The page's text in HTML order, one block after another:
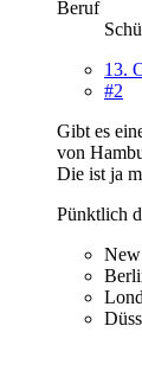
Beruf
13.
#2
Gibt es
von
Die ist ja
Pünktlich